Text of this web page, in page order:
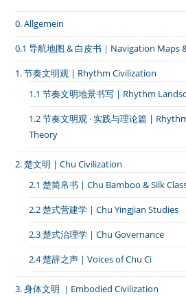
0. Allgemein
0.1 导航地图 & 白皮书｜Navigation Maps
1. 节奏文明观 | Rhythm Civilization
1.1 节奏文明地景书写 | Rhythm
1.2 节奏文明观 · 实践与理论篇 |
Theory
2. 楚文明 | Chu Civilization
2.1 楚简帛书 | Chu Bamboo & Silk
2.2 楚式营建学 | Chu Yingjian Studies
2.3 楚式治理学 | Chu Governance
2.4 楚辞之声 | Voices of Chu Ci
3. 身体文明 ｜Embodied Civilization